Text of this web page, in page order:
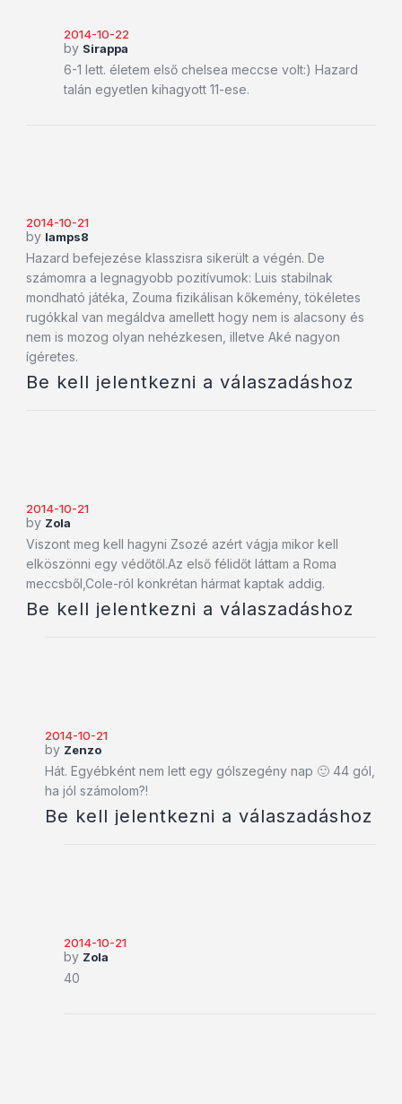
2014-10-22
by Sirappa
6-1 lett. életem első chelsea meccse volt:) Hazard
talán egyetlen kihagyott 11-ese.
2014-10-21
by lamps8
Hazard befejezése klasszisra sikerült a végén. De
számomra a legnagyobb pozitívumok: Luis stabilnak
mondható játéka, Zouma fizikálisan kőkemény, tökéletes
rugókkal van megáldva amellett hogy nem is alacsony és
nem is mozog olyan nehézkesen, illetve Aké nagyon
ígéretes.
Be kell jelentkezni a válaszadáshoz
2014-10-21
by Zola
Viszont meg kell hagyni Zsozé azért vágja mikor kell
elköszönni egy védőtől.Az első félidőt láttam a Roma
meccsből,Cole-ról konkrétan hármat kaptak addig.
Be kell jelentkezni a válaszadáshoz
2014-10-21
by Zenzo
Hát. Egyébként nem lett egy gólszegény nap 🙂 44 gól,
ha jól számolom?!
Be kell jelentkezni a válaszadáshoz
2014-10-21
by Zola
40